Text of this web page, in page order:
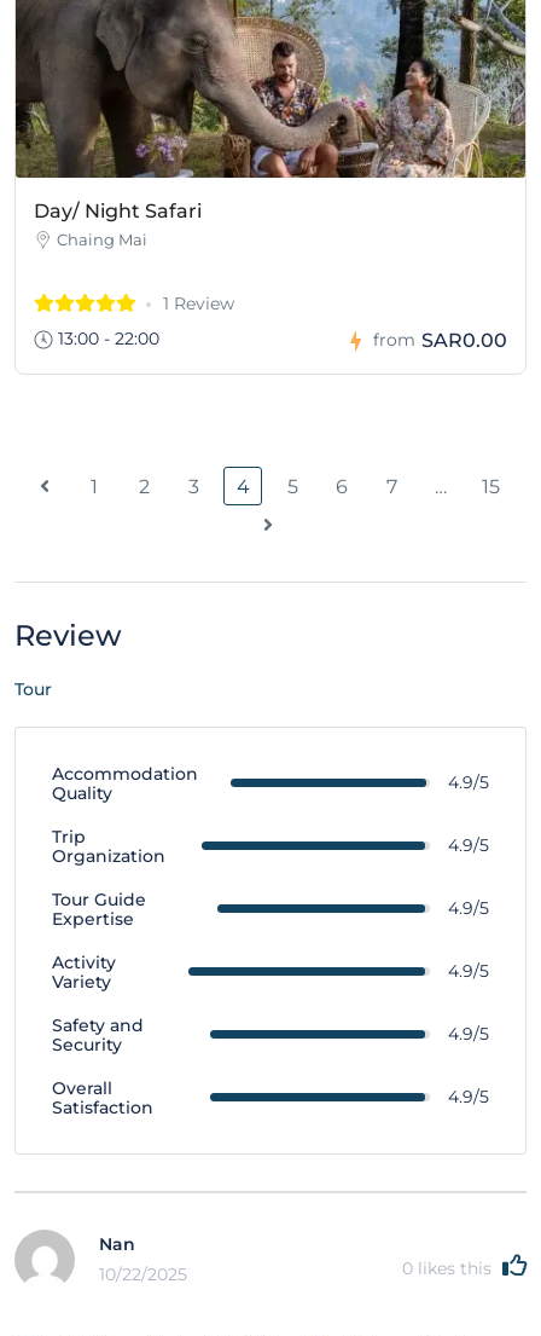
Day/ Night Safari
Chaing Mai
1 Review
13:00 - 22:00
from SAR0.00
1 2 3 4 5 6 7 … 15
Review
Tour
Accommodation
Quality
4.9/5
Trip
Organization
4.9/5
Tour Guide
Expertise
4.9/5
Activity
Variety
4.9/5
Safety and
Security
4.9/5
Overall
Satisfaction
4.9/5
Nan
10/22/2025
0 likes this